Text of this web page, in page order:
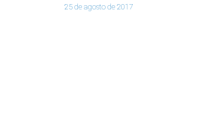
25 de agosto de 2017